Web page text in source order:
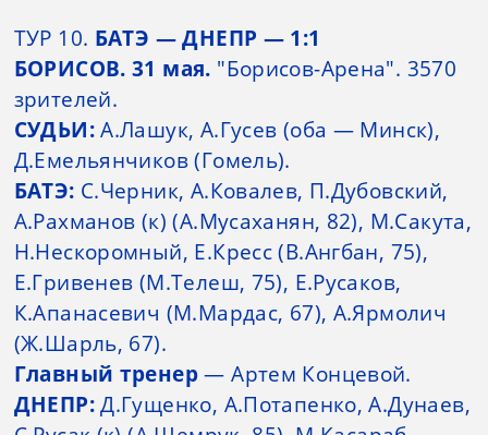
ТУР 10. БАТЭ — ДНЕПР — 1:1
БОРИСОВ. 31 мая. "Борисов-Арена". 3570
зрителей.
СУДЬИ:А.Лашук, А.Гусев (оба — Минск),
Д.Емельянчиков (Гомель).
БАТЭ: С.Черник, А.Ковалев, П.Дубовский,
А.Рахманов (к) (А.Мусаханян, 82), М.Сакута,
Н.Нескоромный, Е.Кресс (В.Ангбан, 75),
Е.Гривенев (М.Телеш, 75), Е.Русаков,
К.Апанасевич (М.Мардас, 67), А.Ярмолич
(Ж.Шарль, 67).
Главный тренер— Артем Концевой.
ДНЕПР:Д.Гущенко, А.Потапенко, А.Дунаев,